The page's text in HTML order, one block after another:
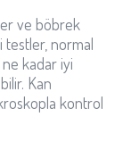
ve böbrek
testler, normal
ne kadar iyi
Kan
kontrol